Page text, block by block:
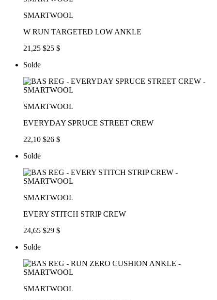
SMARTWOOL
W RUN TARGETED LOW ANKLE
21,25 $25 $
Solde
SMARTWOOL
EVERYDAY SPRUCE STREET CREW
22,10 $26 $
Solde
SMARTWOOL
EVERY STITCH STRIP CREW
24,65 $29 $
Solde
SMARTWOOL